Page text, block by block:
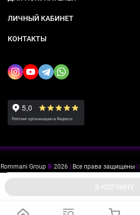
В КОРЗИНУ
ЛИЧНЫЙ КАБИНЕТ
КОНТАКТЫ
Rommani Group © 2026 Все права защищены